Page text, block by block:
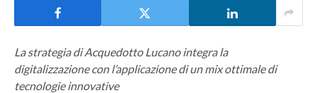
La strategia di Acquedotto Lucano integra la
digitalizzazione con l’applicazione di un mix ottimale di
tecnologie innovative